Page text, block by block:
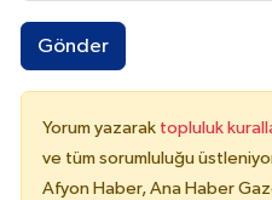
Gönder
Yorum yazarak topluluk
ve tüm sorumluluğu
Afyon Haber, Ana Haber